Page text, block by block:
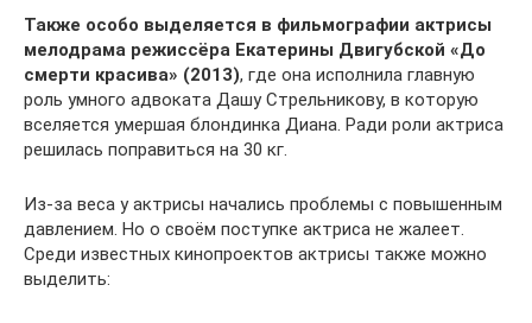
Также особо выделяется в фильмографии актрисы
мелодрама режиссёра Екатерины Двигубской «До
смерти красива» (2013), где она исполнила главную
роль умного адвоката Дашу Стрельникову, в которую
вселяется умершая блондинка Диана. Ради роли актриса
решилась поправиться на 30 кг.
Из-за веса у актрисы начались проблемы с повышенным
давлением. Но о своём поступке актриса не жалеет.
Среди известных кинопроектов актрисы также можно
выделить: